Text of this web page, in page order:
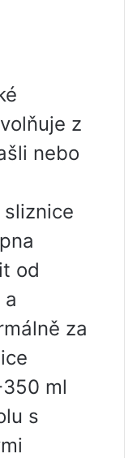
z
nebo
od
za
ml
s